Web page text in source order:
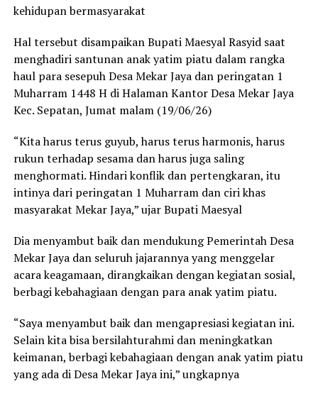
kehidupan bermasyarakat
Hal tersebut disampaikan Bupati Maesyal Rasyid saat
menghadiri santunan anak yatim piatu dalam rangka
haul para sesepuh Desa Mekar Jaya dan peringatan 1
Muharram 1448 H di Halaman Kantor Desa Mekar Jaya
Kec. Sepatan, Jumat malam (19/06/26)
“Kita harus terus guyub, harus terus harmonis, harus
rukun terhadap sesama dan harus juga saling
menghormati. Hindari konflik dan pertengkaran, itu
intinya dari peringatan 1 Muharram dan ciri khas
masyarakat Mekar Jaya,” ujar Bupati Maesyal
Dia menyambut baik dan mendukung Pemerintah Desa
Mekar Jaya dan seluruh jajarannya yang menggelar
acara keagamaan, dirangkaikan dengan kegiatan sosial,
berbagi kebahagiaan dengan para anak yatim piatu.
“Saya menyambut baik dan mengapresiasi kegiatan ini.
Selain kita bisa bersilahturahmi dan meningkatkan
keimanan, berbagi kebahagiaan dengan anak yatim piatu
yang ada di Desa Mekar Jaya ini,” ungkapnya